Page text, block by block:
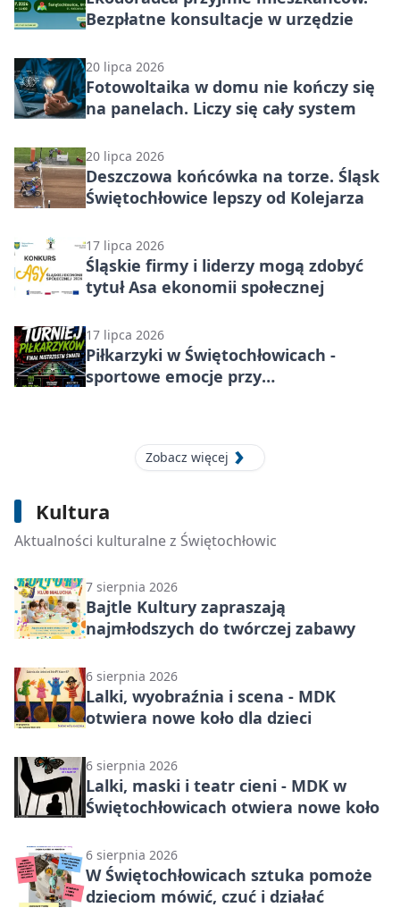
Bezpłatne konsultacje w urzędzie
20 lipca 2026
Fotowoltaika w domu nie kończy się
na panelach. Liczy się cały system
20 lipca 2026
Deszczowa końcówka na torze. Śląsk
Świętochłowice lepszy od Kolejarza
17 lipca 2026
Śląskie firmy i liderzy mogą zdobyć
tytuł Asa ekonomii społecznej
17 lipca 2026
Piłkarzyki w Świętochłowicach -
sportowe emocje przy
Zobacz więcej
Kultura
Aktualności kulturalne z Świętochłowic
wakacjach. Są grupy dla każdego
wieku.
7 sierpnia 2026
Bajtle Kultury zapraszają
najmłodszych do twórczej zabawy
6 sierpnia 2026
Lalki, wyobraźnia i scena - MDK
otwiera nowe koło dla dzieci
6 sierpnia 2026
Lalki, maski i teatr cieni - MDK w
Świętochłowicach otwiera nowe koło
6 sierpnia 2026
W Świętochłowicach sztuka pomoże
dzieciom mówić, czuć i działać